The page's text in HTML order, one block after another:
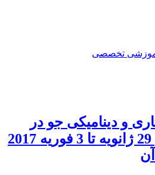
آموزشی تخصصی
و دینامیکی جو در
رخداد برف سنگین 29 ژانویه تا 3 فوریه 2017